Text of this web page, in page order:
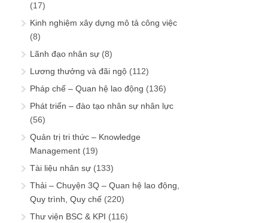
(17)
Kinh nghiệm xây dựng mô tả công việc
(8)
Lãnh đạo nhân sự (8)
Lương thưởng và đãi ngộ (112)
Pháp chế – Quan hệ lao động (136)
Phát triển – đào tạo nhân sự nhân lực
(56)
Quản trị tri thức – Knowledge
Management (19)
Tài liệu nhân sự (133)
Thải – Chuyện 3Q – Quan hệ lao động,
Quy trình, Quy chế (220)
Thư viện BSC & KPI (116)